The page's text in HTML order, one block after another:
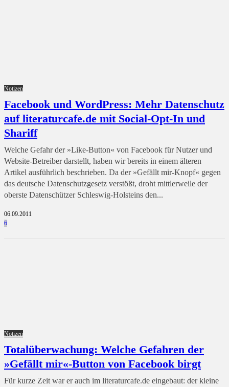
Notizen
Facebook und WordPress: Mehr Datenschutz
auf literaturcafe.de mit Social-Opt-In und
Shariff
Welche Gefahr der »Like-Button« von Facebook für Nutzer und
Website-Betreiber darstellt, haben wir bereits in einem älteren
Artikel ausführlich beschrieben. Da der »Gefällt mir-Knopf« gegen
das deutsche Datenschutzgesetz verstößt, droht mittlerweile der
oberste Datenschützer Schleswig-Holsteins den...
06.09.2011
6
Notizen
Totalüberwachung: Welche Gefahren der
»Gefällt mir«-Button von Facebook birgt
Für kurze Zeit war er auch im literaturcafe.de eingebaut: der kleine